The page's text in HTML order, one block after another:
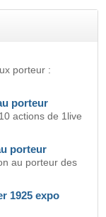
porteur :
porteur
actions de 1live
porteur
au porteur des
1925 expo